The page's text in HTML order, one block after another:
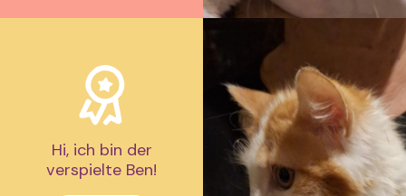
Hi, ich bin der
verspielte Ben!